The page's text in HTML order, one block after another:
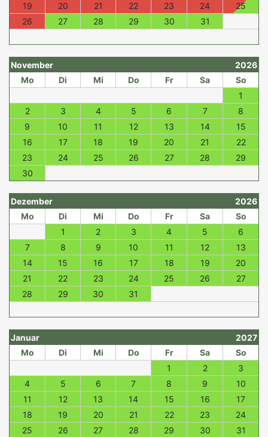
19
20 21 22 23 24
25
26
27 28 29 30 31
November
2026
Mo
Di Mi Do Fr Sa
So
1
2
3 4 5 6 7
8
9
10 11 12 13 14
15
16
17 18 19 20 21
22
23
24 25 26 27 28
29
30
Dezember
2026
Mo
Di Mi Do Fr Sa
So
1
2 3 4 5
6
7
8 9 10 11 12
13
14
15 16 17 18 19
20
21
22 23 24 25 26
27
28
29 30 31
Januar
2027
Mo
Di Mi Do Fr Sa
So
1
2
3
4
5 6 7 8 9
10
11
12 13 14 15 16
17
18
19 20 21 22 23
24
25
26 27 28 29 30 31